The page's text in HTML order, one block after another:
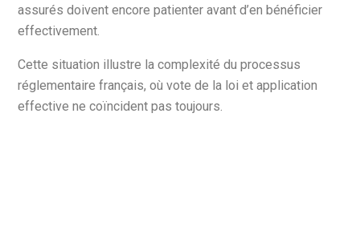
assurés doivent encore patienter avant d’en bénéficier
effectivement.
Cette situation illustre la complexité du processus
réglementaire français, où vote de la loi et application
effective ne coïncident pas toujours.